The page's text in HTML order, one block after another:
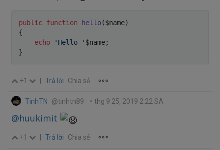
public function hello($name)
{
echo
'Hello ' $name;
}
+1 Trả lời Chia sẻ
TinhTN @tinhtn89 • thg 9 25, 2019 2:22 SA
@huukimit
+1 | Trả lời Chia sẻ